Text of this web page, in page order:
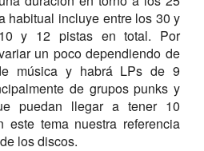
habitual incluye entre los 30 y
y 12 pistas en total. Por
un poco dependiendo de
música y habrá LPs de 9
de grupos punks y
puedan llegar a tener 10
este tema nuestra referencia
los discos.